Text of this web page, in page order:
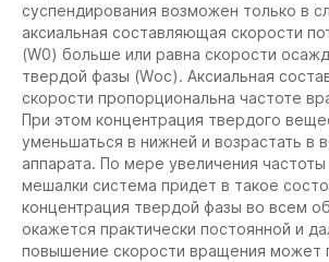
суспендирования возможен только в
аксиальная составляющая скорости
(W0) больше или равна скорости
твердой фазы (Wос). Аксиальная
скорости пропорциональна частоте
При этом концентрация твердого
уменьшаться в нижней и возрастать в
аппарата. По мере увеличения
мешалки система придет в такое
концентрация твердой фазы во всем
окажется практически постоянной и
повышение скорости вращения может